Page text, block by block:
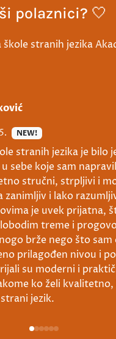
polaznici? 🤍
stranih jezika
NEW!
stranih jezika je bilo
sebe koje sam
stručni, strpljivi i
zanimljiv i lako
je uvek prijatna,
treme i
brže nego što sam
prilagođen nivou i
su moderni i
ko želi kvalitetno,
jezik.